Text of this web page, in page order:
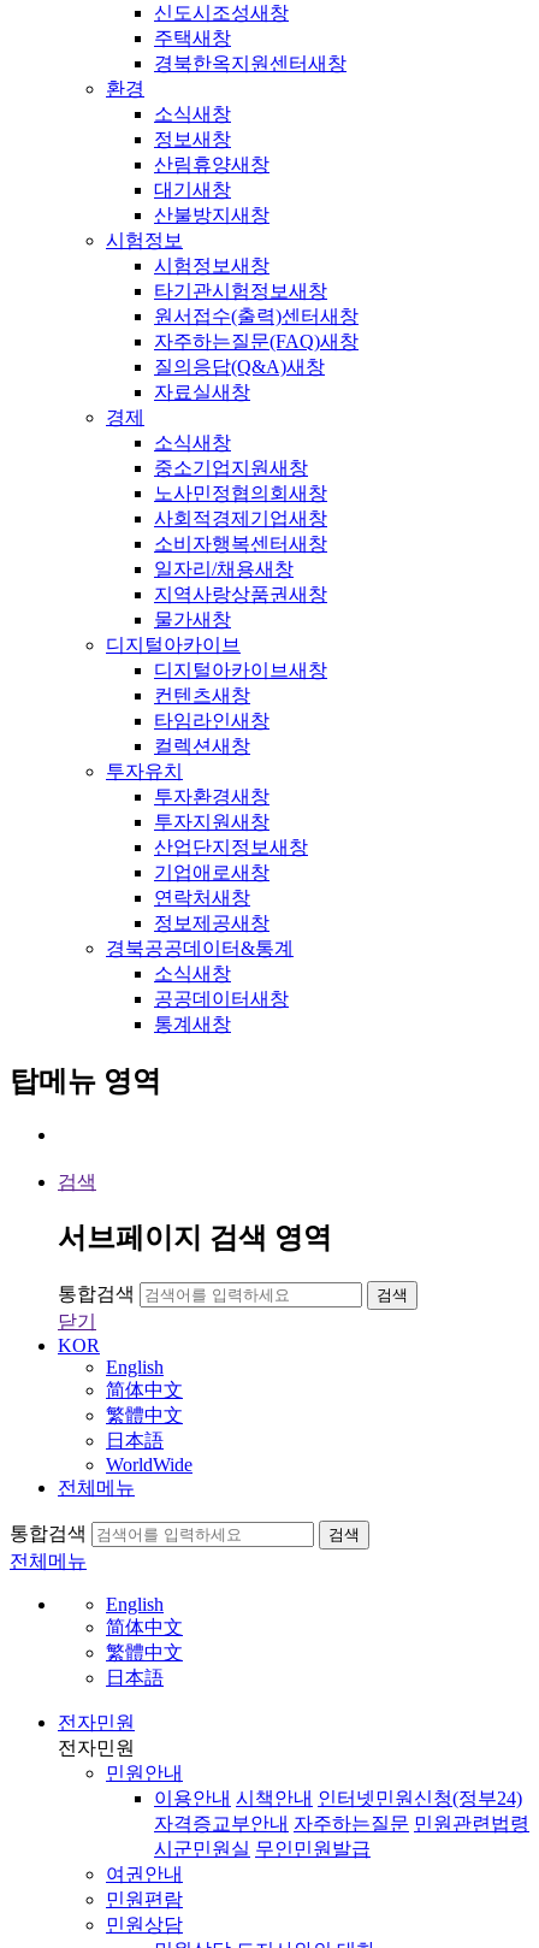
신도시조성새창
주택새창
경북한옥지원센터새창
환경
소식새창
정보새창
산림휴양새창
대기 새창
산불방지 새창
시험정보
시험정보새창
타기관시험정보새창
원서접수(출력)센터새창
자주하는질문(FAQ)새창
질의응답(Q&A)새창
자료실새창
경제
소식새창
중소기업지원새창
노사민정협의회 새창
사회적경제기업새창
소비자행복센터새창
일자리/채용새창
지역사랑상품권새창
물가새창
디지털아카이브
디지털아카이브새창
컨텐츠새창
타임라인새창
컬렉션새창
투자유치
투자환경새창
투자지원새창
산업단지정보새창
기업애로새창
연락처새창
정보제공새창
경북공공데이터&통계
소식새창
공공데이터새창
통계 새창
탑메뉴 영역
검색
서브페이지 검색 영역
통합검색 검색
닫기
KOR
English
简体中文
繁體中文
日本語
WorldWide
전체메뉴
통합검색 검색
전체메뉴
English
简体中文
繁體中文
日本語
전자민원
전자민원
민원안내
이용안내 시책안내 인터넷민원신청(정부24)
자격증교부안내 자주하는질문 민원관련법령
시군민원실 무인민원발급
여권안내
민원편람
민원상담